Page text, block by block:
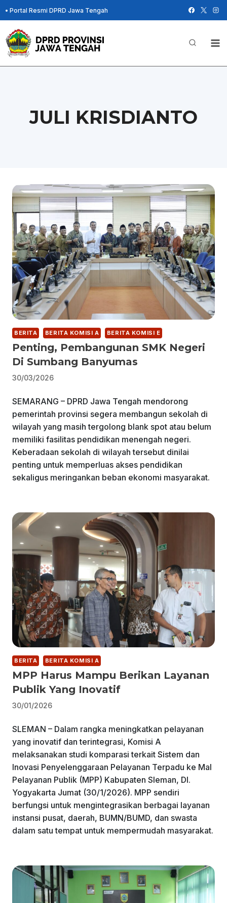
Skip
to
content
• Portal Resmi DPRD Jawa Tengah
JULI KRISDIANTO
BERITA BERITA KOMISI A BERITA KOMISI E
Penting, Pembangunan SMK Negeri
Di Sumbang Banyumas
30/03/2026
SEMARANG – DPRD Jawa Tengah mendorong
pemerintah provinsi segera membangun sekolah di
wilayah yang masih tergolong blank spot atau belum
memiliki fasilitas pendidikan menengah negeri.
Keberadaan sekolah di wilayah tersebut dinilai
penting untuk memperluas akses pendidikan
sekaligus meringankan beban ekonomi masyarakat.
BERITA BERITA KOMISI A
MPP Harus Mampu Berikan Layanan
Publik Yang Inovatif
30/01/2026
SLEMAN – Dalam rangka meningkatkan pelayanan
yang inovatif dan terintegrasi, Komisi A
melaksanakan studi komparasi terkait Sistem dan
Inovasi Penyelenggaraan Pelayanan Terpadu ke Mal
Pelayanan Publik (MPP) Kabupaten Sleman, DI.
Yogyakarta Jumat (30/1/2026). MPP sendiri
berfungsi untuk mengintegrasikan berbagai layanan
instansi pusat, daerah, BUMN/BUMD, dan swasta
dalam satu tempat untuk mempermudah masyarakat.